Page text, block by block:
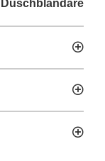
Duschblandare